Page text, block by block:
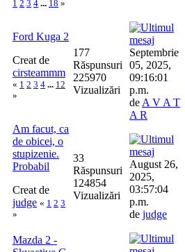
1 2 3 4 ... 18 »
Ford Kuga 2
Creat de
cirsteammm
« 1 2 3 4 ... 12
»
177
Răspunsuri
225970
Vizualizări
Septembrie
05, 2025,
09:16:01
p.m.
de A V A T
A R
Am facut, ca
de obicei, o
stupizenie.
Probabil
Creat de
judge « 1 2 3
»
33
Răspunsuri
124854
Vizualizări
August 26,
2025,
03:57:04
p.m.
de judge
Mazda 2 -